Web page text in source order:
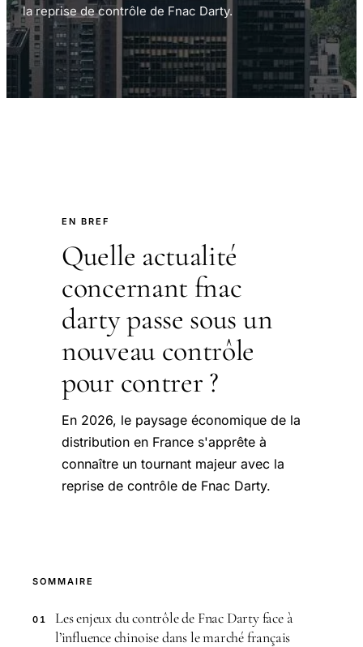
la reprise de contrôle de Fnac Darty.
EN BREF
Quelle actualité
concernant fnac
darty passe sous un
nouveau contrôle
pour contrer ?
En 2026, le paysage économique de la
distribution en France s'apprête à
connaître un tournant majeur avec la
reprise de contrôle de Fnac Darty.
SOMMAIRE
01
Les enjeux du contrôle de Fnac Darty face à
l’influence chinoise dans le marché français